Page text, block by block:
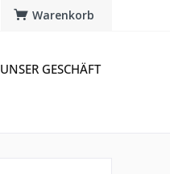
Warenkorb
UNSER GESCHÄFT